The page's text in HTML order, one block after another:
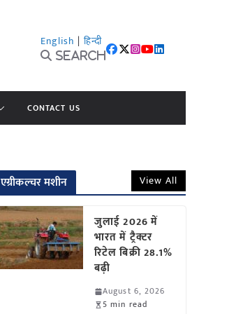
English | हिन्दी
Search
CONTACT US
एग्रीकल्चर मशीन View All
जुलाई 2026 में
भारत में ट्रैक्टर
रिटेल बिक्री 28.1%
बढ़ी
August 6, 2026
5 min read